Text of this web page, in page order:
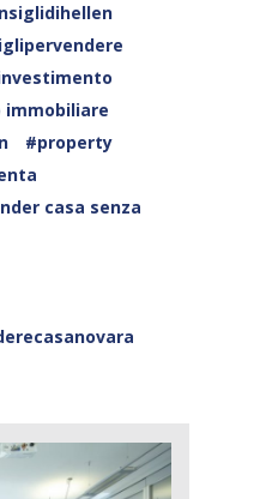
#property
casa senza